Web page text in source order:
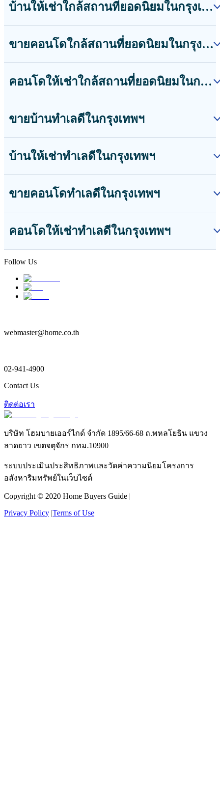
บ้านให้เช่าใกล้สถานที่ยอดนิยมในกรุงเทพฯ
ขายคอนโดใกล้สถานที่ยอดนิยมในกรุงเทพฯ
คอนโดให้เช่าใกล้สถานที่ยอดนิยมในกรุงเทพฯ
ขายบ้านทำเลดีในกรุงเทพฯ
บ้านให้เช่าทำเลดีในกรุงเทพฯ
ขายคอนโดทำเลดีในกรุงเทพฯ
คอนโดให้เช่าทำเลดีในกรุงเทพฯ
Follow Us
webmaster@home.co.th
02-941-4900
Contact Us
ติดต่อเรา
บริษัท โฮมบายเออร์ไกด์ จำกัด 1895/66-68 ถ.พหลโยธิน แขวง
ลาดยาว เขตจตุจักร กทม.10900
ระบบประเมินประสิทธิภาพและวัดค่าความนิยมโครงการ
อสังหาริมทรัพย์ในเว็บไซต์
Copyright © 2020 Home Buyers Guide |
Privacy Policy |Terms of Use